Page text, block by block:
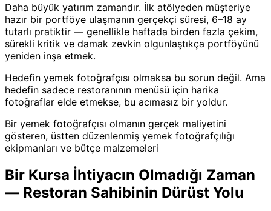
Daha büyük yatırım zamandır. İlk atölyeden müşteriye
hazır bir portföye ulaşmanın gerçekçi süresi, 6–18 ay
tutarlı pratiktir — genellikle haftada birden fazla çekim,
sürekli kritik ve damak zevkin olgunlaştıkça portföyünü
yeniden inşa etmek.
Hedefin yemek fotoğrafçısı olmaksa bu sorun değil. Ama
hedefin sadece restoranının menüsü için harika
fotoğraflar elde etmekse, bu acımasız bir yoldur.
Bir yemek fotoğrafçısı olmanın gerçek maliyetini
gösteren, üstten düzenlenmiş yemek fotoğrafçılığı
ekipmanları ve bütçe malzemeleri
Bir Kursa İhtiyacın Olmadığı Zaman
— Restoran Sahibinin Dürüst Yolu